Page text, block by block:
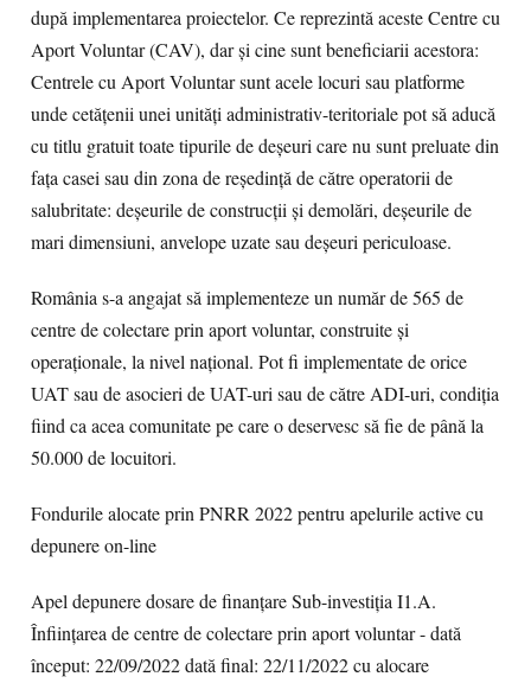
după implementarea proiectelor. Ce reprezintă aceste Centre cu
Aport Voluntar (CAV), dar și cine sunt beneficiarii acestora:
Centrele cu Aport Voluntar sunt acele locuri sau platforme
unde cetățenii unei unități administrativ-teritoriale pot să aducă
cu titlu gratuit toate tipurile de deșeuri care nu sunt preluate din
fața casei sau din zona de reședință de către operatorii de
salubritate: deșeurile de construcții și demolări, deșeurile de
mari dimensiuni, anvelope uzate sau deșeuri periculoase.
România s-a angajat să implementeze un număr de 565 de
centre de colectare prin aport voluntar, construite și
operaționale, la nivel național. Pot fi implementate de orice
UAT sau de asocieri de UAT-uri sau de către ADI-uri, condiția
fiind ca acea comunitate pe care o deservesc să fie de până la
50.000 de locuitori.
Fondurile alocate prin PNRR 2022 pentru apelurile active cu
depunere on-line
Apel depunere dosare de finanțare Sub-investiția I1.A.
Înființarea de centre de colectare prin aport voluntar - dată
început: 22/09/2022 dată final: 22/11/2022 cu alocare